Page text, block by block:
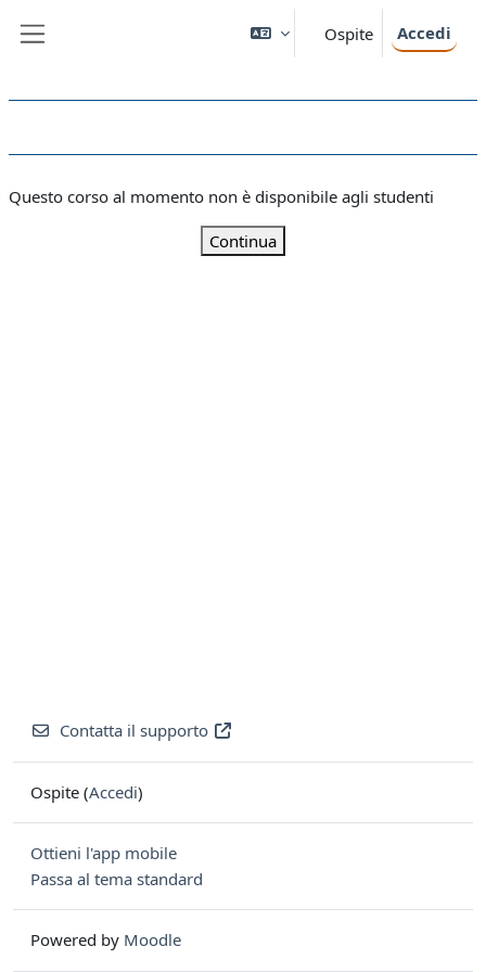
Ospite Accedi
Questo corso al momento non è disponibile agli studenti
Continua
Contatta il supporto
Ospite (Accedi)
Ottieni l'app mobile
Passa al tema standard
Powered by Moodle